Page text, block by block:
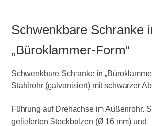
Werkzeuge
Schwenkbare Schranke
„Büroklammer-Form“
Schwenkbare Schranke in
Stahlrohr (galvanisiert) mit schwarzer
Führung auf Drehachse im Außenrohr.
gelieferten Steckbolzen (Ø 16 mm) und